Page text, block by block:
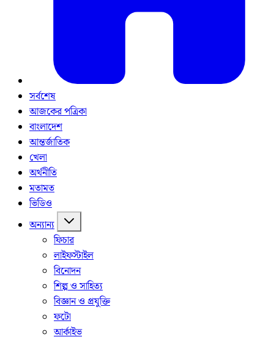
সর্বশেষ
আজকের পত্রিকা
বাংলাদেশ
আন্তর্জাতিক
খেলা
অর্থনীতি
মতামত
ভিডিও
অন্যান্য
ফিচার
লাইফস্টাইল
বিনোদন
শিল্প ও সাহিত্য
বিজ্ঞান ও প্রযুক্তি
ফটো
আর্কাইভ